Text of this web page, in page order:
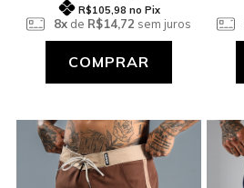
R$105,98 no Pix
8xde R$14,72 sem juros
COMPRAR